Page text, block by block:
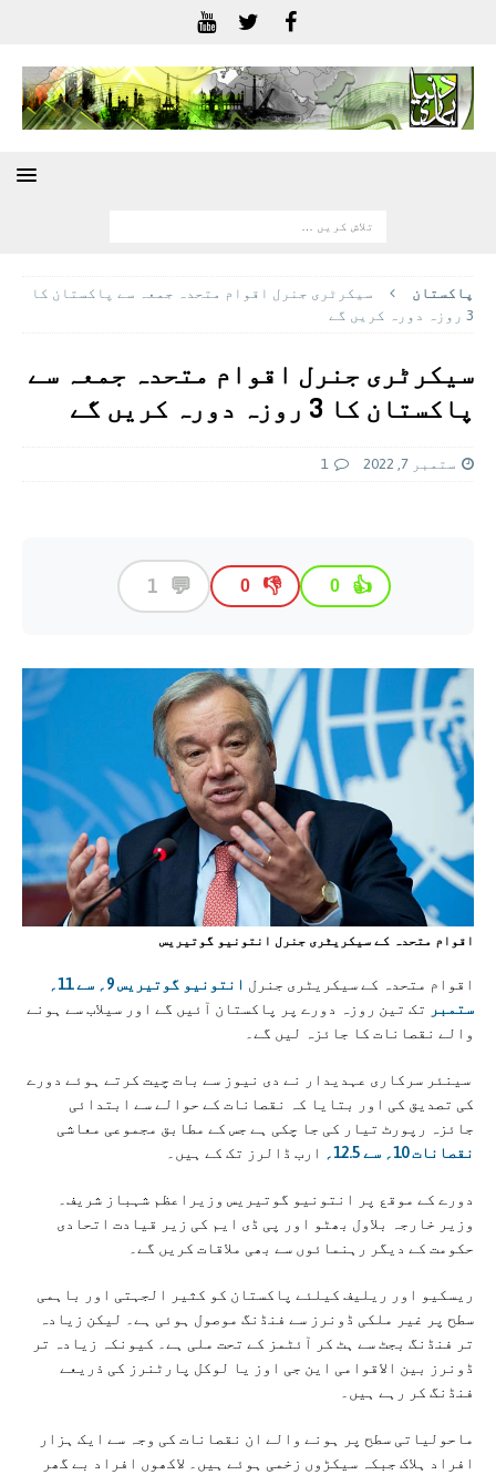
پاکستان
سیکرٹری جنرل اقوام متحدہ جمعہ سے پاکستان کا
3 روزہ دورہ کریں گے
سیکرٹری جنرل اقوام متحدہ جمعہ سے
پاکستان کا 3 روزہ دورہ کریں گے
ستمبر 7, 2022 1
👍
0
👎
0
💬
1
اقوام متحدہ کے سیکریٹری جنرل انتونیو گوتیریس
اقوام متحدہ کے سیکریٹری جنرل
انتونیو گوتیریس 9؍ سے 11؍
ستمبر
تک تین روزہ دورے پر پاکستان آئیں گے اور سیلاب سے ہونے
والے نقصانات کا جائزہ لیں گے۔
سینئر سرکاری عہدیدار نے دی نیوز سے بات چیت کرتے ہوئے دورے
کی تصدیق کی اور بتایا کہ نقصانات کے حوالے سے ابتدائی
جائزہ رپورٹ تیار کی جا چکی ہے جس کے مطابق مجموعی معاشی
نقصانات 10؍ سے 12.5؍
ارب ڈالرز تک کے ہیں۔
دورے کے موقع پر انتونیو گوتیریس وزیراعظم شہباز شریف۔
وزیر خارجہ بلاول بھٹو اور پی ڈی ایم کی زیر قیادت اتحادی
حکومت کے دیگر رہنمائوں سے بھی ملاقات کریں گے۔
ریسکیو اور ریلیف کیلئے پاکستان کو کثیر الجہتی اور باہمی
سطح پر غیر ملکی ڈونرز سے فنڈنگ موصول ہوئی ہے۔ لیکن زیادہ
تر فنڈنگ بجٹ سے ہٹ کر آئٹمز کے تحت ملی ہے۔ کیونکہ زیادہ تر
ڈونرز بین الاقوامی این جی اوز یا لوکل پارٹنرز کی ذریعے
فنڈنگ کر رہے ہیں۔
ماحولیاتی سطح پر ہونے والے ان نقصانات کی وجہ سے ایک ہزار
افراد ہلاک جبکہ سیکڑوں زخمی ہوئے ہیں۔ لاکھوں افراد بے گھر